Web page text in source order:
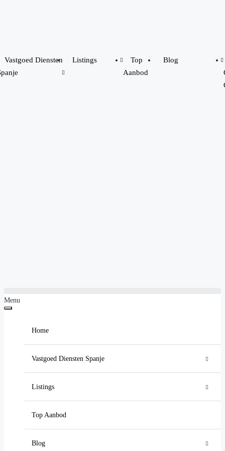
Vastgoed Diensten
Listings
Top
Aanbod
Blog
Menu
Home
Vastgoed Diensten Spanje
Luxe Vastgoed Makelaar Spanje
Vastgoedinvesteringen in Spanje
Listings
Residentieel
Villa
Appartement
Alle nieuwbouw
Top Aanbod
Blog